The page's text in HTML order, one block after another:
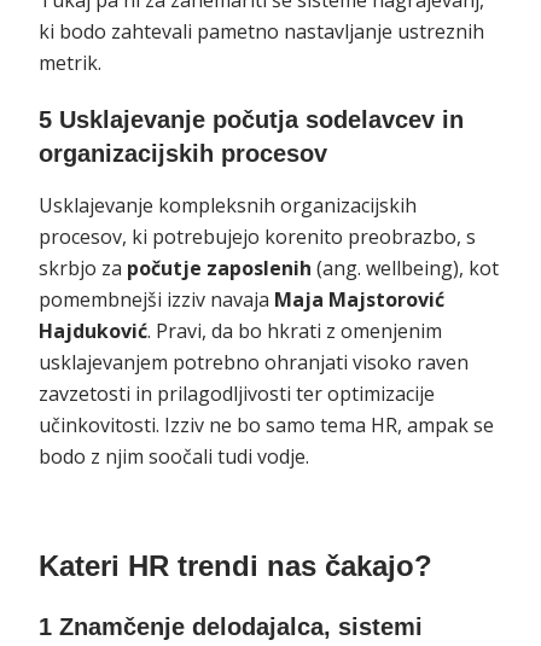
ki bodo zahtevali pametno nastavljanje ustreznih
metrik.
5 Usklajevanje počutja sodelavcev in
organizacijskih procesov
Usklajevanje kompleksnih organizacijskih
procesov, ki potrebujejo korenito preobrazbo, s
skrbjo za počutje zaposlenih (ang. wellbeing), kot
pomembnejši izziv navaja Maja Majstorović
Hajduković. Pravi, da bo hkrati z omenjenim
usklajevanjem potrebno ohranjati visoko raven
zavzetosti in prilagodljivosti ter optimizacije
učinkovitosti. Izziv ne bo samo tema HR, ampak se
bodo z njim soočali tudi vodje.
Kateri HR trendi nas čakajo?
1 Znamčenje delodajalca, sistemi